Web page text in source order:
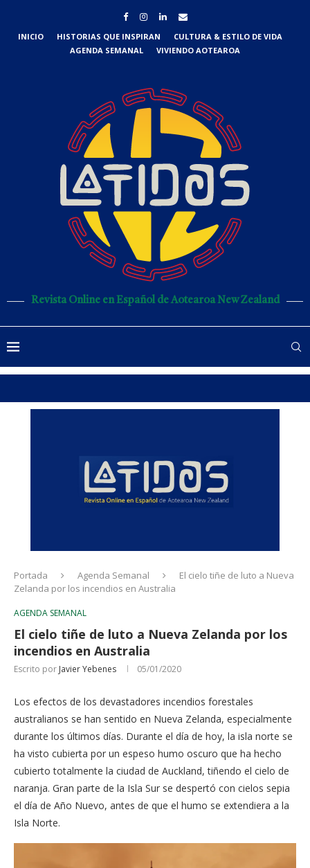
INICIO HISTORIAS QUE INSPIRAN
CULTURA & ESTILO DE VIDA
AGENDA SEMANAL
VIVIENDO AOTEAROA
Revista Online en Español de Aotearoa New Zealand
Portada Agenda Semanal
El cielo tiñe de luto a Nueva
Zelanda por los incendios en Australia
AGENDA SEMANAL
El cielo tiñe de luto a Nueva Zelanda por los
incendios en Australia
Escrito por Javier Yebenes 05/01/2020
Los efectos de los devastadores incendios forestales
australianos se han sentido en Nueva Zelanda, especialmente
durante los últimos días. Durante el día de hoy, la isla norte se
ha visto cubierta por un espeso humo oscuro que ha hecho
cubierto totalmente la ciudad de Auckland, tiñendo el cielo de
naranja. Gran parte de la Isla Sur se despertó con cielos sepia
el día de Año Nuevo, antes de que el humo se extendiera a la
Isla Norte.